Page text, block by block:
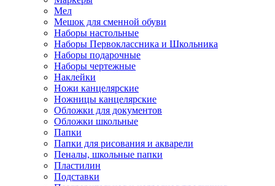
Мел
Мешок для сменной обуви
Наборы настольные
Наборы Первоклассника и Школьника
Наборы подарочные
Наборы чертежные
Наклейки
Ножи канцелярские
Ножницы канцелярские
Обложки для документов
Обложки школьные
Папки
Папки для рисования и акварели
Пеналы, школьные папки
Пластилин
Подставки